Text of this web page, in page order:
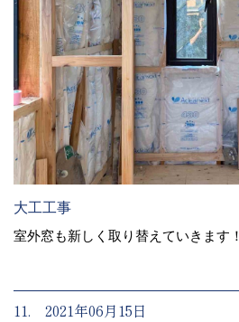
大工工事
室外窓も新しく取り替えていきます！
11. 2021年06月15日